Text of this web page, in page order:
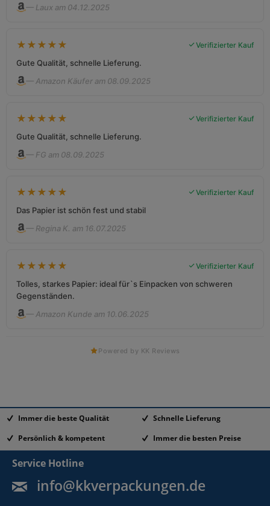
— Laux am 04.12.2025
★ ★ ★ ★ ★ Verifizierter Kauf
Gute Qualität, schnelle Lieferung.
— Amazon Käufer am 08.09.2025
★ ★ ★ ★ ★ Verifizierter Kauf
Gute Qualität, schnelle Lieferung.
— FG am 08.09.2025
★ ★ ★ ★ ★ Verifizierter Kauf
Das Papier ist schön fest und stabil
— Regina K. am 16.07.2025
★ ★ ★ ★ ★ Verifizierter Kauf
Tolles, starkes Papier: ideal für`s Einpacken von schweren
Gegenständen.
— Amazon Kunde am 10.06.2025
Powered by KK Reviews
Immer die beste Qualität
Schnelle Lieferung
Persönlich & kompetent
Immer die besten Preise
Service Hotline
info@kkverpackungen.de